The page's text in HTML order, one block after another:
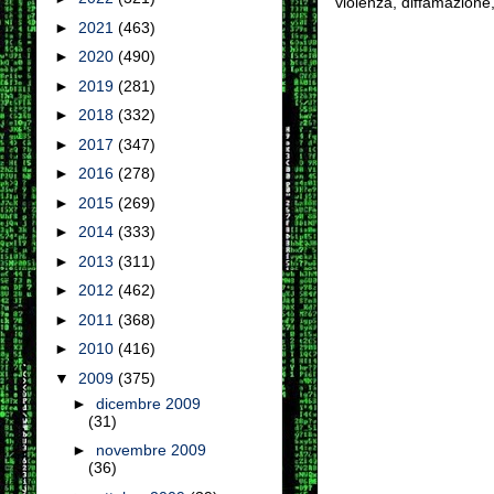
► 2021 (463)
► 2020 (490)
► 2019 (281)
► 2018 (332)
► 2017 (347)
► 2016 (278)
► 2015 (269)
► 2014 (333)
► 2013 (311)
► 2012 (462)
► 2011 (368)
► 2010 (416)
▼ 2009 (375)
►dicembre 2009
(31)
► novembre 2009
(36)